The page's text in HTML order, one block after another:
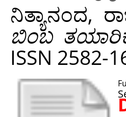
ನಿತ್ಯಾನಂದ,
ಬಿಂಬ
ISSN 2582-